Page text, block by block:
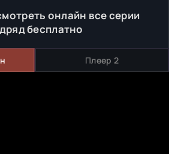
онлайн все серии
бесплатно
Плеер 2